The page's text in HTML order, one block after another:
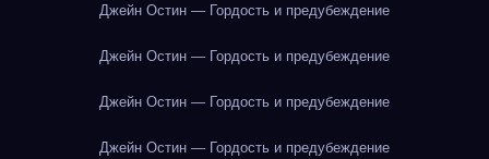
Джейн Остин — Гордость и предубеждение
Джейн Остин — Гордость и предубеждение
Джейн Остин — Гордость и предубеждение
Джейн Остин — Гордость и предубеждение